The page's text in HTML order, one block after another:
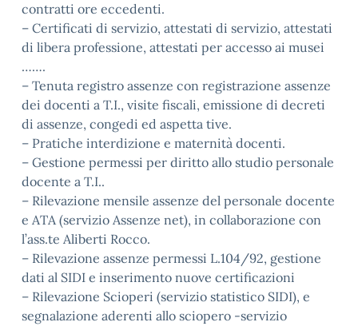
contratti ore eccedenti.
– Certificati di servizio, attestati di servizio, attestati
di libera professione, attestati per accesso ai musei
…….
– Tenuta registro assenze con registrazione assenze
dei docenti a T.I., visite fiscali, emissione di decreti
di assenze, congedi ed aspetta tive.
– Pratiche interdizione e maternità docenti.
– Gestione permessi per diritto allo studio personale
docente a T.I..
– Rilevazione mensile assenze del personale docente
e ATA (servizio Assenze net), in collaborazione con
l’ass.te Aliberti Rocco.
– Rilevazione assenze permessi L.104/92, gestione
dati al SIDI e inserimento nuove certificazioni
– Rilevazione Scioperi (servizio statistico SIDI), e
segnalazione aderenti allo sciopero -servizio